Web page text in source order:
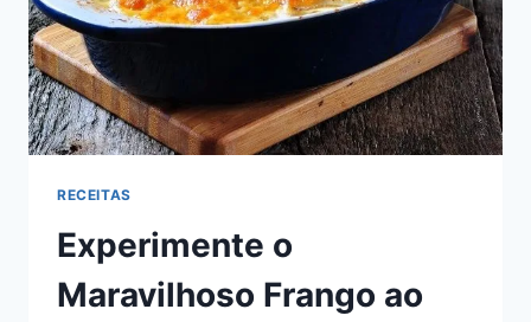
RECEITAS
Experimente o
Maravilhoso Frango ao